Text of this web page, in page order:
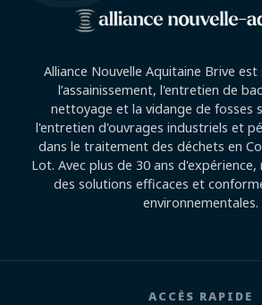
Alliance Nouvelle Aquitaine Brive est
l’assainissement, l'entretien de
nettoyage et la vidange de fosses
l'entretien d'ouvrages industriels et
dans le traitement des déchets en
Lot. Avec plus de 30 ans
des solutions efficaces et
environnementales.
ACCÈS RAPIDE